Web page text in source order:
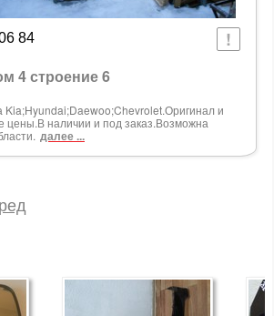
84
4 строение 6
Kia;Hyundai;Daewoo;Chevrolet.Оригинал и
цены.В наличии и под заказ.Возможна
далее ...